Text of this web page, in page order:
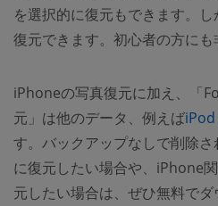
を選択的に復元もできます。
復元できます。初心者の方にも
iPhoneの写真復元に加え、「
元」は他のデータ、例えば
す。バックアップなしで削除
に復元したい場合や、iPhone
元したい場合は、ぜひ無料で